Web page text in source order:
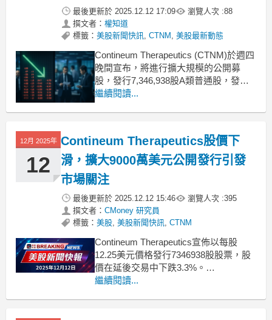
最後更新於 2025.12.12 17:09 瀏覽人次 :88
撰文者： 權知道
標籤： 美股新聞快訊, CTNM , 美股最新動態
Contineum Therapeutics (CTNM)於週四
晚間宣布，將進行擴大規模的公開募
股，發行7,346,938股A類普通股，發行
價格為每股12.25美元。此消息發布後，
繼續閱讀...
12月 2025年
12
Contineum Therapeutics股價下
滑，擴大9000萬美元公開發行引發
市場關注
最後更新於 2025.12.12 15:46 瀏覽人次 :395
撰文者： CMoney 研究員
標籤： 美股, 美股新聞快訊, CTNM
Contineum Therapeutics宣佈以每股
12.25美元價格發行7346938股股票，股
價在延後交易中下跌3.3%。
.badgeprice-container {
gap: 1rem !import
繼續閱讀...